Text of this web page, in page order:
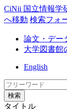
CiNii 国立情報学
へ移動 検索フォ
論文・デー
大学図書館
English
検索
タイトル